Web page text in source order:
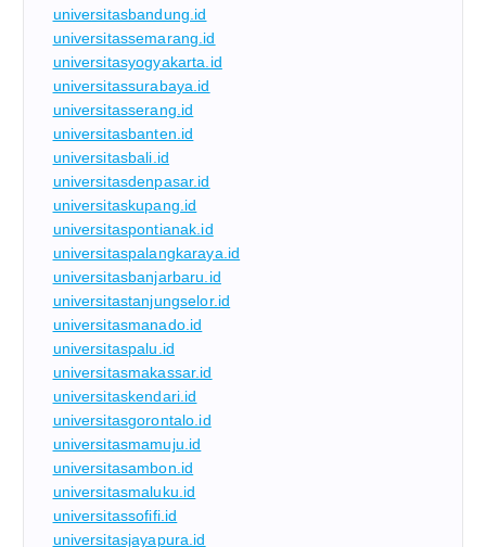
universitasbandung.id
universitassemarang.id
universitasyogyakarta.id
universitassurabaya.id
universitasserang.id
universitasbanten.id
universitasbali.id
universitasdenpasar.id
universitaskupang.id
universitaspontianak.id
universitaspalangkaraya.id
universitasbanjarbaru.id
universitastanjungselor.id
universitasmanado.id
universitaspalu.id
universitasmakassar.id
universitaskendari.id
universitasgorontalo.id
universitasmamuju.id
universitasambon.id
universitasmaluku.id
universitassofifi.id
universitasjayapura.id